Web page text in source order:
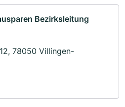
Bezirksleitung
78050 Villingen-